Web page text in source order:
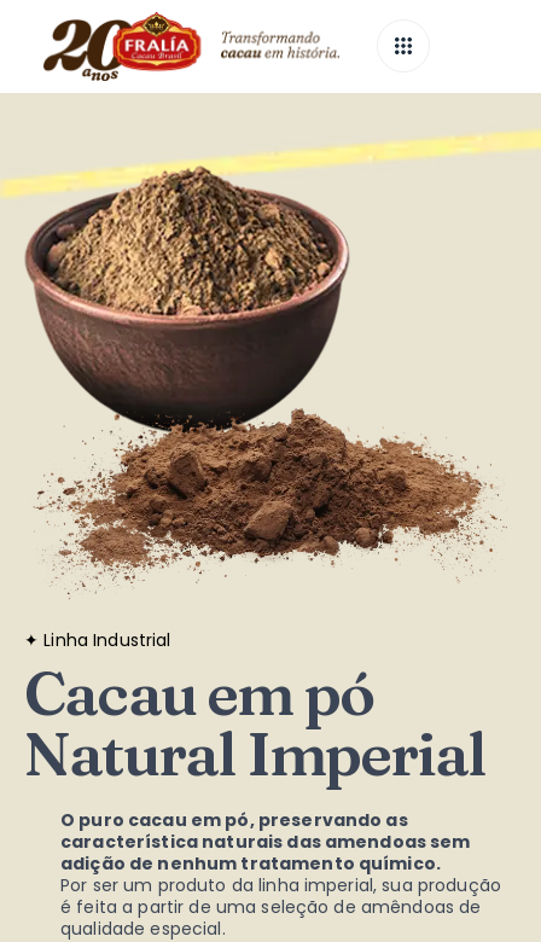
✦ Linha Industrial
Cacau em pó
Natural Imperial
O puro cacau em pó, preservando as
característica naturais das amendoas sem
adição de nenhum tratamento químico.
Por ser um produto da linha imperial, sua produção
é feita a partir de uma seleção de amêndoas de
qualidade especial.